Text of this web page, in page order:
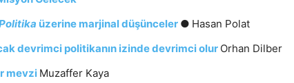
üzerine marjinal düşünceler ● Hasan Polat
devrimci politikanın izinde devrimci olur Orhan Dilber
mevzi Muzaffer Kaya